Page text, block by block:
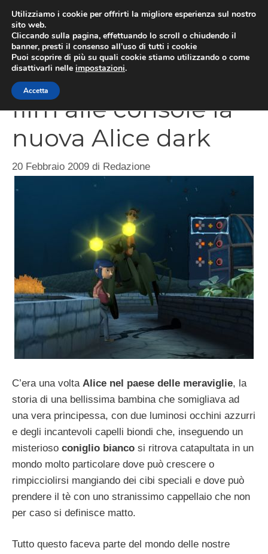
contenuto
Coraline, dal libro al
film alle console la
nuova Alice dark
20 Febbraio 2009 di Redazione
C’era una volta Alice nel paese delle meraviglie, la
storia di una bellissima bambina che somigliava ad
una vera principessa, con due luminosi occhini azzurri
e degli incantevoli capelli biondi che, inseguendo un
misterioso coniglio bianco si ritrova catapultata in un
mondo molto particolare dove può crescere o
rimpicciolirsi mangiando dei cibi speciali e dove può
prendere il tè con uno stranissimo cappellaio che non
per caso si definisce matto.
Tutto questo faceva parte del mondo delle nostre
Utilizziamo i cookie per offrirti la migliore esperienza sul nostro
sito web.
Cliccando sulla pagina, effettuando lo scroll o chiudendo il
banner, presti il consenso all’uso di tutti i cookie
Puoi scoprire di più su quali cookie stiamo utilizzando o come
disattivarli nelle impostazioni.
Accetta